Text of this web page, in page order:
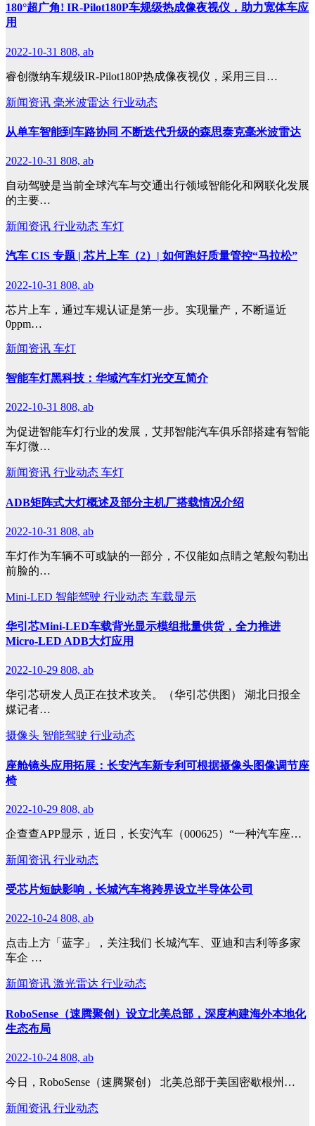
180°超广角! IR-Pilot180P车规级热成像夜视仪，助力宽体车应
用
2022-10-31 808, ab
睿创微纳车规级IR-Pilot180P热成像夜视仪，采用三目…
新闻资讯 毫米波雷达 行业动态
从单车智能到车路协同 不断迭代升级的森思泰克毫米波雷达
2022-10-31 808, ab
自动驾驶是当前全球汽车与交通出行领域智能化和网联化发展
的主要…
新闻资讯 行业动态 车灯
汽车 CIS 专题 | 芯片上车（2）| 如何跑好质量管控“马拉松”
2022-10-31 808, ab
芯片上车，通过车规认证是第一步。实现量产，不断逼近
0ppm…
新闻资讯 车灯
智能车灯黑科技：华域汽车灯光交互简介
2022-10-31 808, ab
为促进智能车灯行业的发展，艾邦智能汽车俱乐部搭建有智能
车灯微…
新闻资讯 行业动态 车灯
ADB矩阵式大灯概述及部分主机厂搭载情况介绍
2022-10-31 808, ab
车灯作为车辆不可或缺的一部分，不仅能如点睛之笔般勾勒出
前脸的…
Mini-LED 智能驾驶 行业动态 车载显示
华引芯Mini-LED车载背光显示模组批量供货，全力推进
Micro-LED ADB大灯应用
2022-10-29 808, ab
华引芯研发人员正在技术攻关。（华引芯供图） 湖北日报全
媒记者…
摄像头 智能驾驶 行业动态
座舱镜头应用拓展：长安汽车新专利可根据摄像头图像调节座
椅
2022-10-29 808, ab
企查查APP显示，近日，长安汽车（000625）“一种汽车座…
新闻资讯 行业动态
受芯片短缺影响，长城汽车将跨界设立半导体公司
2022-10-24 808, ab
点击上方「蓝字」，关注我们 长城汽车、亚迪和吉利等多家
车企 …
新闻资讯 激光雷达 行业动态
RoboSense（速腾聚创）设立北美总部，深度构建海外本地化
生态布局
2022-10-24 808, ab
今日，RoboSense（速腾聚创） 北美总部于美国密歇根州…
新闻资讯 行业动态